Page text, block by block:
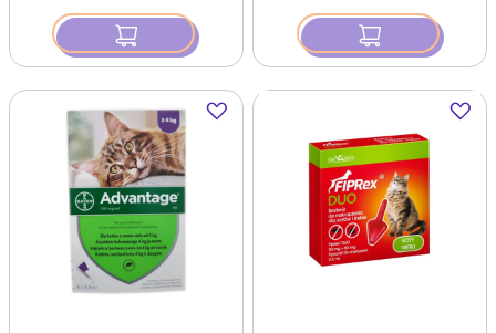
Dodaj
do
Dodaj
do